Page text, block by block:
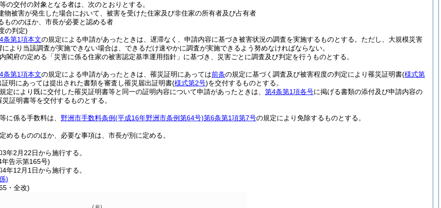
の交付の対象となる者は、次のとおりとする。
物被害が発生した場合において、被害を受けた住家及び非住家の所有者及び占有者
もののほか、市長が必要と認める者
の判定)
条第1項本文の規定による申請があったときは、遅滞なく、申請内容に基づき被害状況の調査を実施するものとする。 ただし、大規模災害
より当該調査が実施できない場合は、できるだけ速やかに調査が実施できるよう努めなければならない。
閣府の定める「災害に係る住家の被害認定基準運用指針」に基づき、災害ごとに調査及び判定を行うものとする。
条第1項本文の規定による申請があったときは、罹災証明にあっては前条の規定に基づく調査及び被害程度の判定により罹災証明書(様式第
証明にあっては提出された書類を審査し罹災届出証明書(様式第2号)を交付するものとする。
定により既に交付した罹災証明書等と同一の証明内容について申請があったときは、 第4条第1項各号に掲げる書類の添付及び申請内容の
証明書等を交付するものとする。
に係る手数料は、 野洲市手数料条例(平成16年野洲市条例第64号)第6条第1項第7号の規定により免除するものとする。
めるもののほか、必要な事項は、市長が別に定める。
年2月22日から施行する。
年告示第165号)
年12月1日から施行する。
)
・全改)